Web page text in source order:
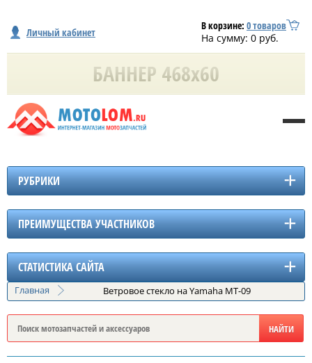
Личный кабинет В корзине: 0товаров
На сумму: 0 руб.
РУБРИКИ
ПРЕИМУЩЕСТВА УЧАСТНИКОВ
СТАТИСТИКА САЙТА
Главная Ветровое стекло на Yamaha MT-09